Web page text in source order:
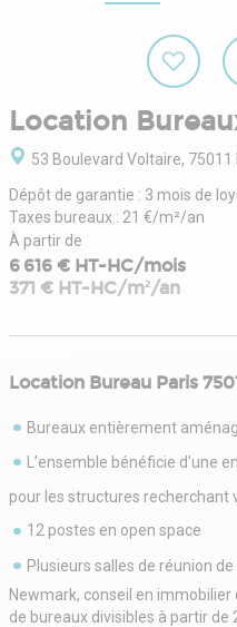
Location
53 Boulevard Voltaire, 75011
Dépôt de garantie : 3 mois de
Taxes bureaux : 21 €/m²/an
À partir de
6 616 € HT-HC/mois
371 € HT-HC/m²/an
Location Bureau Paris
Bureaux entièrement
L’ensemble bénéficie d’une
pour les structures recherchant
12 postes en open space
Plusieurs salles de réunion
Newmark, conseil en
de bureaux divisibles à partir de